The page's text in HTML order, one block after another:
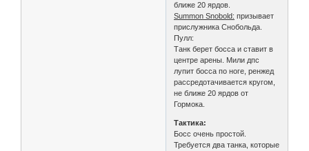
ближе 20 ярдов.
Summon Snobold: призывает
прислужника Снобольда.
Пулл:
Танк берет босса и ставит в
центре арены. Мили дпс
лупит босса по ноге, ренжед
рассредотачивается кругом,
не ближе 20 ярдов от
Гормока.
Тактика:
Босс очень простой.
Требуется два танка, которые